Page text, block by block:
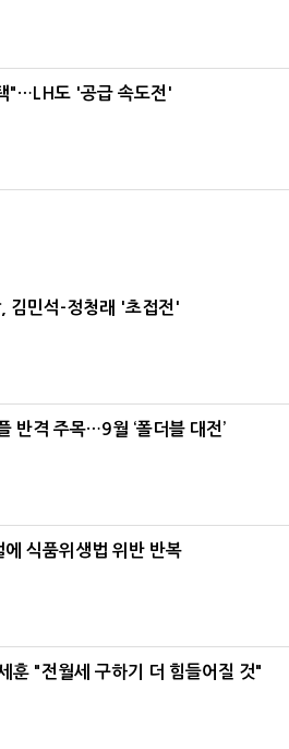
"…LH도 '공급 속도전'
김민석-정청래 '초접전'
반격 주목…9월 ‘폴더블 대전’
식품위생법 위반 반복
훈 "전월세 구하기 더 힘들어질 것"